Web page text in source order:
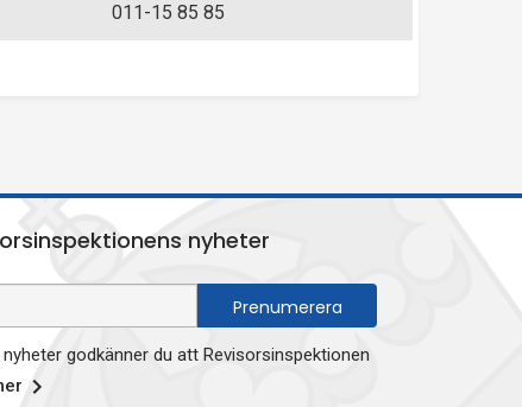
011-15 85 85
nyheter
godkänner du att Revisorsinspektionen